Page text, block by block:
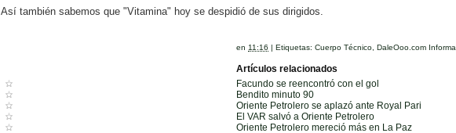
Así también sabemos que "Vitamina" hoy se despidió de sus dirigidos.
en 11:16 |Etiquetas:Cuerpo Técnico ,DaleOoo.com Informa
Artículos relacionados
Facundo se reencontró con el gol
Bendito minuto 90
Oriente Petrolero se aplazó ante Royal Pari
El VAR salvó a Oriente Petrolero
Oriente Petrolero mereció más en La Paz